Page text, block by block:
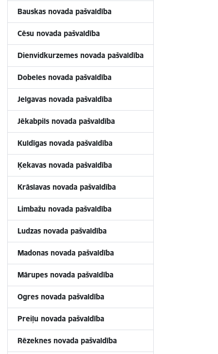
Bauskas novada pašvaldība
Cēsu novada pašvaldība
Dienvidkurzemes novada pašvaldība
Dobeles novada pašvaldība
Jelgavas novada pašvaldība
Jēkabpils novada pašvaldība
Kuldīgas novada pašvaldība
Ķekavas novada pašvaldība
Krāslavas novada pašvaldība
Limbažu novada pašvaldība
Ludzas novada pašvaldība
Madonas novada pašvaldība
Mārupes novada pašvaldība
Ogres novada pašvaldība
Preiļu novada pašvaldība
Rēzeknes novada pašvaldība